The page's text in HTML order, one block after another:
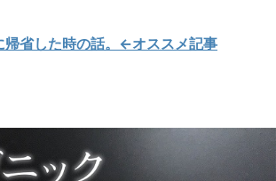
帰省した時の話。←オススメ記事